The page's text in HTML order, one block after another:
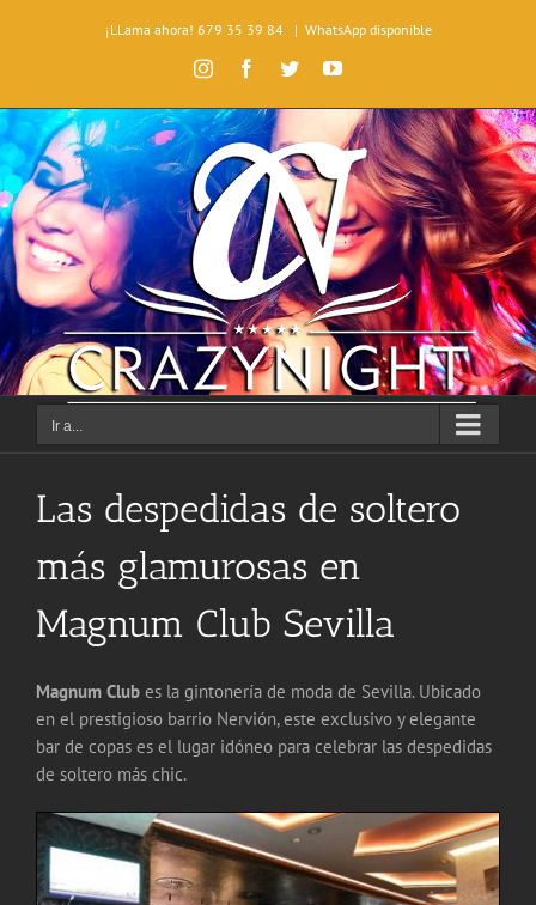
¡LLama ahora! 679 35 39 84 | WhatsApp disponible
InstagramFacebook
TwitterYouTube
Ir a...
Las despedidas de soltero
más glamurosas en
Magnum Club Sevilla
Magnum Club es la gintonería de moda de Sevilla. Ubicado
en el prestigioso barrio Nervión, este exclusivo y elegante
bar de copas es el lugar idóneo para celebrar las despedidas
de soltero más chic.